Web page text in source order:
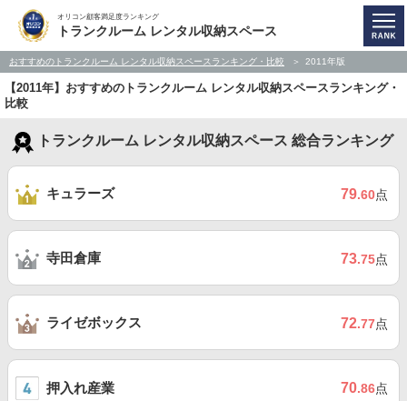
オリコン顧客満足度ランキング
トランクルーム レンタル収納スペース
おすすめのトランクルーム レンタル収納スペースランキング・比較 2011年版
【2011年】おすすめのトランクルーム レンタル収納スペースランキング・
比較
トランクルーム レンタル収納スペース 総合ランキング
キュラーズ 79.60点
寺田倉庫 73.75点
ライゼボックス 72.77点
押入れ産業 70.86点